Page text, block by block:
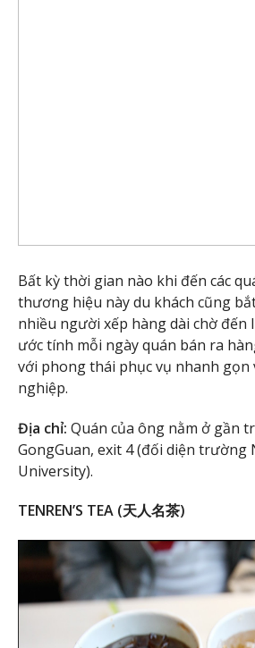
Bất kỳ thời gian nào khi đến các
thương hiệu này du khách cũng
nhiều người xếp hàng dài chờ đến
ước tính mỗi ngày quán bán ra
với phong thái phục vụ nhanh gọn
nghiệp.
Địa chỉ: Quán của ông nằm ở gần
GongGuan, exit 4 (đối diện trường
University).
TENREN’S TEA (天人名茶)